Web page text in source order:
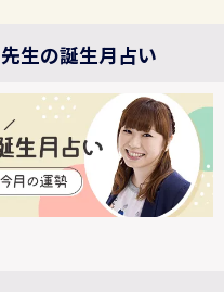
生の誕生月占い